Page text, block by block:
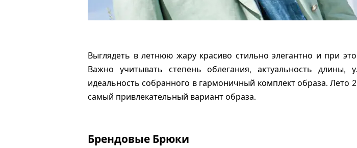
Выглядеть в летнюю жару красиво стильно элегантно и при
Важно учитывать степень облегания, актуальность длины,
идеальность собранного в гармоничный комплект образа. Лето
самый привлекательный вариант образа.
Брендовые Брюки